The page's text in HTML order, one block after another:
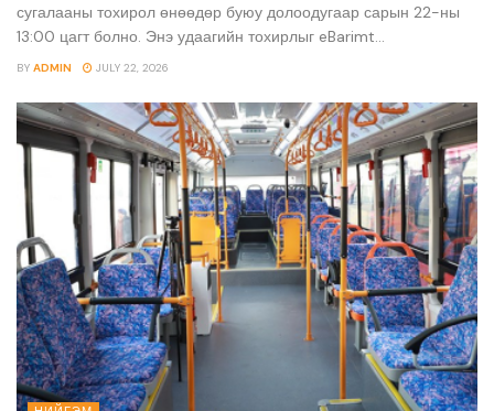
сугалааны тохирол өнөөдөр буюу долоодугаар сарын 22-ны
13:00 цагт болно. Энэ удаагийн тохирлыг eBarimt...
BY ADMIN JULY 22, 2026